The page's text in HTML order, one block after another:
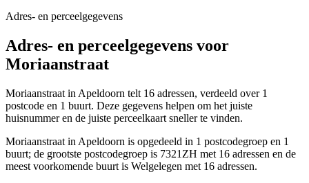
Adres- en perceelgegevens
Adres- en perceelgegevens voor
Moriaanstraat
Moriaanstraat in Apeldoorn telt 16 adressen, verdeeld over 1
postcode en 1 buurt. Deze gegevens helpen om het juiste
huisnummer en de juiste perceelkaart sneller te vinden.
Moriaanstraat in Apeldoorn is opgedeeld in 1 postcodegroep en 1
buurt; de grootste postcodegroep is 7321ZH met 16 adressen en de
meest voorkomende buurt is Welgelegen met 16 adressen.